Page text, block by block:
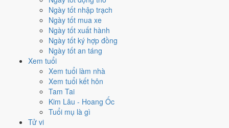
Ngày tốt nhập trạch
Ngày tốt mua xe
Ngày tốt xuất hành
Ngày tốt ký hợp đồng
Ngày tốt an táng
Xem tuổi
Xem tuổi làm nhà
Xem tuổi kết hôn
Tam Tai
Kim Lâu - Hoang Ốc
Tuổi mụ là gì
Tử vi
Ngày 21/8 tốt tổng thể nhưng không phải việc nào cũng thuận. Hai
việc bị chấm thấp nhất hôm nay là
(tham khảo) (4/10). Có2 cách hạ rủi ro
Không cần dời ngày vì 30 ngày quanh 21/8/1969 không có ngày nào
điểm cao hơn 9.0/10của hôm nay. Việc
nên có thể đẩy sớm ngay trong ngày.
Coi việc vào giờ Hoàng Đạo trong chính ngày này.
Thìn (07h-09h)rơi đúng giờ hành chính nên dễ sắp xếp nhất
cho việc buộc phải làm đúng ngày 21/8/1969. Bảng đủ 6 giờ